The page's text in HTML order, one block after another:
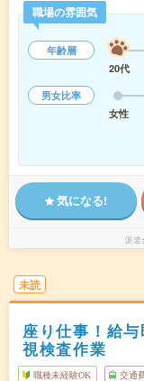
職場の雰囲気
年齢層
20代
男女比率
女性
気になる!
派遣
未読
座り仕事！給
視検査作業
職種未経験OK 交通